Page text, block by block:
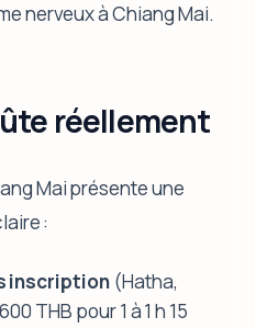
nerveux à Chiang Mai.
réellement
Mai présente une
:
inscription(Hatha,
THB pour 1 à 1 h 15